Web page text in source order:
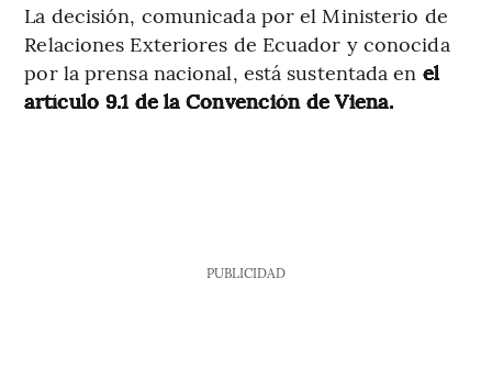
La decisión, comunicada por el Ministerio de
Relaciones Exteriores de Ecuador y conocida
por la prensa nacional, está sustentada en el
artículo 9.1 de la Convención de Viena.
PUBLICIDAD